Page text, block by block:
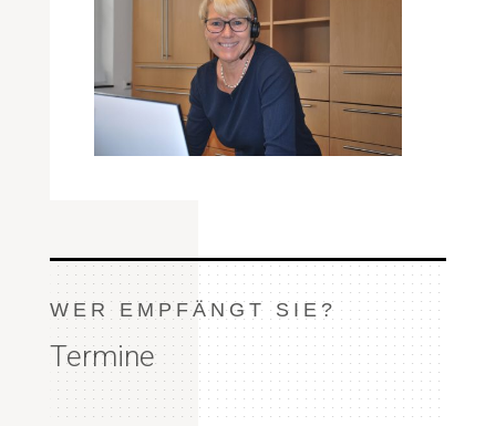
WER EMPFÄNGT SIE?
Termine